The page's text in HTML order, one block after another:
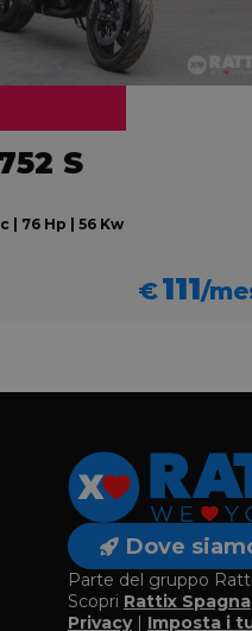
S
| 76 Hp | 56 Kw
€111/
Dove
Parte del gruppo
Scopri Rattix Spagna
Privacy| Imposta i